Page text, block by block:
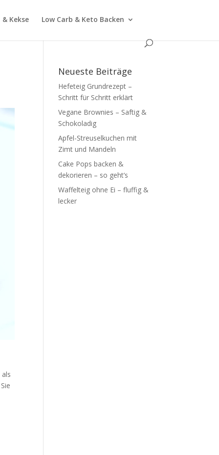
Kekse Low Carb & Keto Backen
Neueste Beiträge
Hefeteig Grundrezept –
Schritt für Schritt erklärt
Vegane Brownies – Saftig &
Schokoladig
Apfel-Streuselkuchen mit
Zimt und Mandeln
Cake Pops backen &
dekorieren – so geht’s
Waffelteig ohne Ei – fluffig &
lecker